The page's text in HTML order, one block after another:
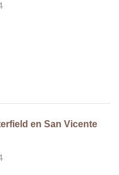
en San Vicente